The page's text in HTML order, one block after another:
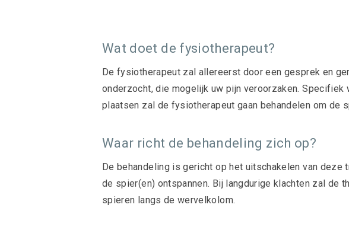
Wat doet de fysiotherapeut?
De fysiotherapeut zal allereerst door een gesprek en
onderzocht, die mogelijk uw pijn veroorzaken.
plaatsen zal de fysiotherapeut gaan behandelen om de
Waar richt de behandeling zich op?
De behandeling is gericht op het uitschakelen van
de spier(en) ontspannen. Bij langdurige klachten zal de
spieren langs de wervelkolom.